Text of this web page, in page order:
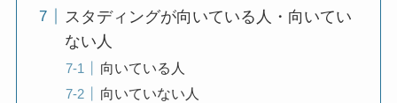
スタディングが向いている人・向いてい
ない人
向いている人
向いていない人